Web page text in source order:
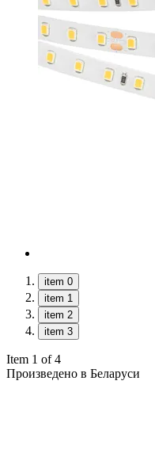
item 0
item 1
item 2
item 3
Item 1 of 4
Произведено в Беларуси